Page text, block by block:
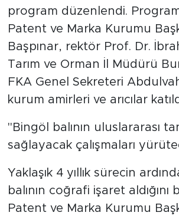
program düzenlendi.
Patent ve Marka Kurumu
Başpınar, rektör Prof. Dr.
Tarım ve Orman İl Müdürü
FKA Genel Sekreteri
kurum amirleri ve arıcılar
''Bingöl balının uluslararası
sağlayacak çalışmaları
Yaklaşık 4 yıllık sürecin
balının coğrafi işaret
Patent ve Marka Kurumu